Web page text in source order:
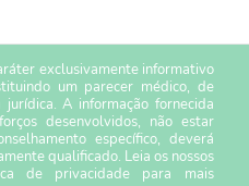
exclusivamente informativo
um parecer médico, de
jurídica. A informação fornecida
desenvolvidos, não estar
específico, deverá
qualificado. Leia os nossos
de privacidade para mais